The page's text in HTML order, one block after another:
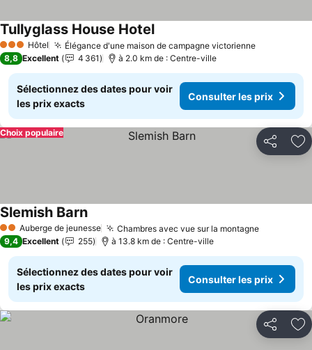
3 ÉtoilesHôtel Élégance d'une maison de campagne victorienne
Tullyglass House Hotel
8,8 Excellent 4 361 à 2.0 km de : Centre-ville
Sélectionnez des dates pour voir
les prix exacts
Consulter les prix
Partager
Choix populaire
2 ÉtoilesAuberge de jeunesse Chambres avec vue sur la montagne
Slemish Barn
9,4 Excellent 255 à 13.8 km de : Centre-ville
Sélectionnez des dates pour voir
les prix exacts
Consulter les prix
Partager